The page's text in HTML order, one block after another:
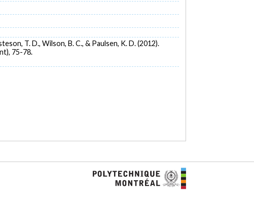
T. D., Wilson, B. C., & Paulsen, K. D. (2012).
75-78.